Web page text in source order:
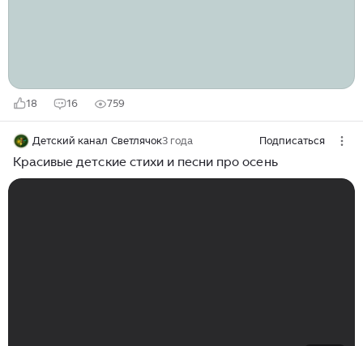
18 16 759
Детский канал Светлячок3 года Подписаться
Красивые детские стихи и песни про осень